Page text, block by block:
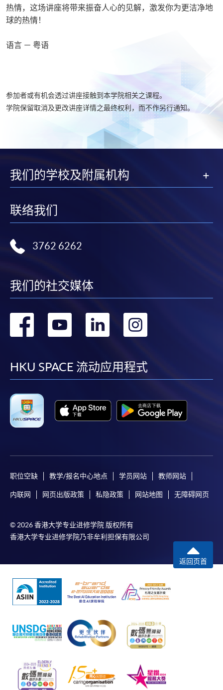
热情，这场讲座将带来振奋人心的见解，激发你为更洁净地
球的热情！
语言 － 粤语
参加者或有机会透过讲座接触到本学院相关之课程。
学院保留取消及更改讲座详情之最终权利，而不作另行通知。
我们的学校及附属机构
联络我们
3762 6262
我们的社交媒体
转
facebook
转
youtube
转
linkedin
HKU SPACE 流动应用程式
职位空缺 教学/报名中心地点 学员网站 教师网站
内联网 网页出版政策 私隐政策 网站地图 无障碍网页
© 2026 香港大学专业进修学院 版权所有
香港大学专业进修学院乃非牟利担保有限公司
返回页首